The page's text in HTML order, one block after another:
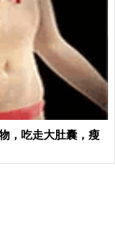
，吃走大肚囊，瘦